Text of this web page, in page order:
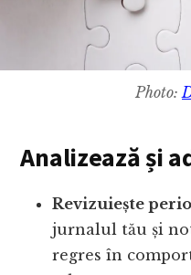
Photo:
Analizează și
Revizuiește
jurnalul tău și
regres în